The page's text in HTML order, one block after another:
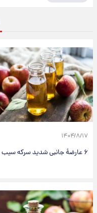
۱۴۰۴/۸/۱۷
۶ عارضهٔ جانبی شدید سرکه سیب